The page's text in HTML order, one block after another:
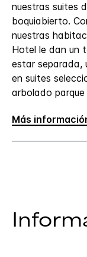
nuestras suites
boquiabierto.
nuestras
Hotel le dan un
estar separada,
en suites
arbolado parque
Más